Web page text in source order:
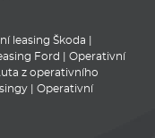
leasing Škoda
Ford
Operativní
z operativního
Operativní